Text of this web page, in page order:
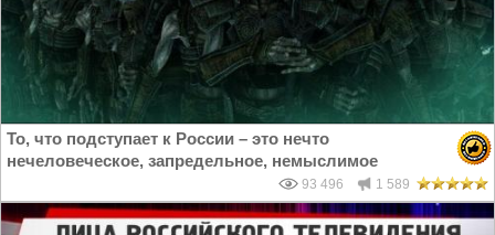
То, что подступает к России – это нечто
нечеловеческое, запредельное, немыслимое
93 496 1 589